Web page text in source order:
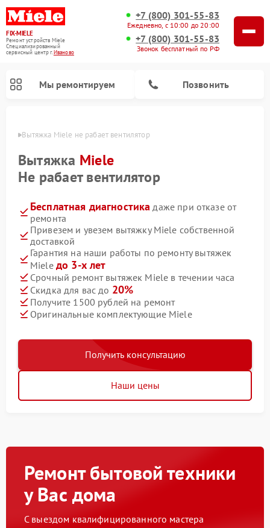
FIX-MIELE
Ремонт устройств Miele
Специализированный
cервисный центр г.Иваново
+7 (800) 301-55-83
Ежедневно, с 10:00 до 20:00
+7 (800) 301-55-83
Звонок бесплатный по РФ
Мы ремонтируем Позвонить
Вытяжка Miele не рабает вентилятор
Вытяжка Miele
Не рабает вентилятор
Бесплатная диагностика даже при отказе от
ремонта
Привезем и увезем вытяжку Miele собственной
доставкой
Гарантия на наши работы по ремонту вытяжек
Miele до 3-х лет
Срочный ремонт вытяжек Miele в течении часа
Скидка для вас до 20%
Получите 1500 рублей на ремонт
Оригинальные комплектующие Miele
Получить консультацию
Наши цены
Ремонт бытовой техники
у Вас дома
С выездом квалифицированного мастера